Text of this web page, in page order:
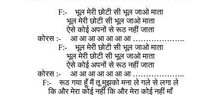
F:- भूल मेरी छोटी सी भूल जाओ माता
भूल मेरी छोटी सी भूल जाओ माता
ऐसे कोई अपनों से रूठ नहीं जाता
कोरस :- आ आ आ आ आ आ आ ………………..
F:- भूल मेरी छोटी सी भूल जाओ माता
भूल मेरी छोटी सी भूल जाओ माता
ऐसे कोई अपनों से रूठ नहीं जाता
कोरस :- आ आ आ आ आ आ आ ………………..
F:- रूठ गया हूँ मैं तू मुझको मना ले गले से लगा ले
कि और मेरा कोई नहीं कि और मेरा कोई नहीं माँ